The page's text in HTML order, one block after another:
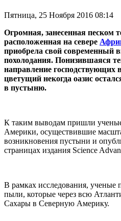
Пятница, 25 Ноября 2016 08:14
Огромная, занесенная песком
расположенная на севере
приобрела свой современный
похолодания. Понизившаяся
направление господствующих
цветущий некогда оазис
в пустыню.
К таким выводам пришли
Америки, осуществившие
возникновения пустыни и
страницах издания Science
В рамках исследования, ученые
пыли, которые через всю
Сахары в Северную Америку.